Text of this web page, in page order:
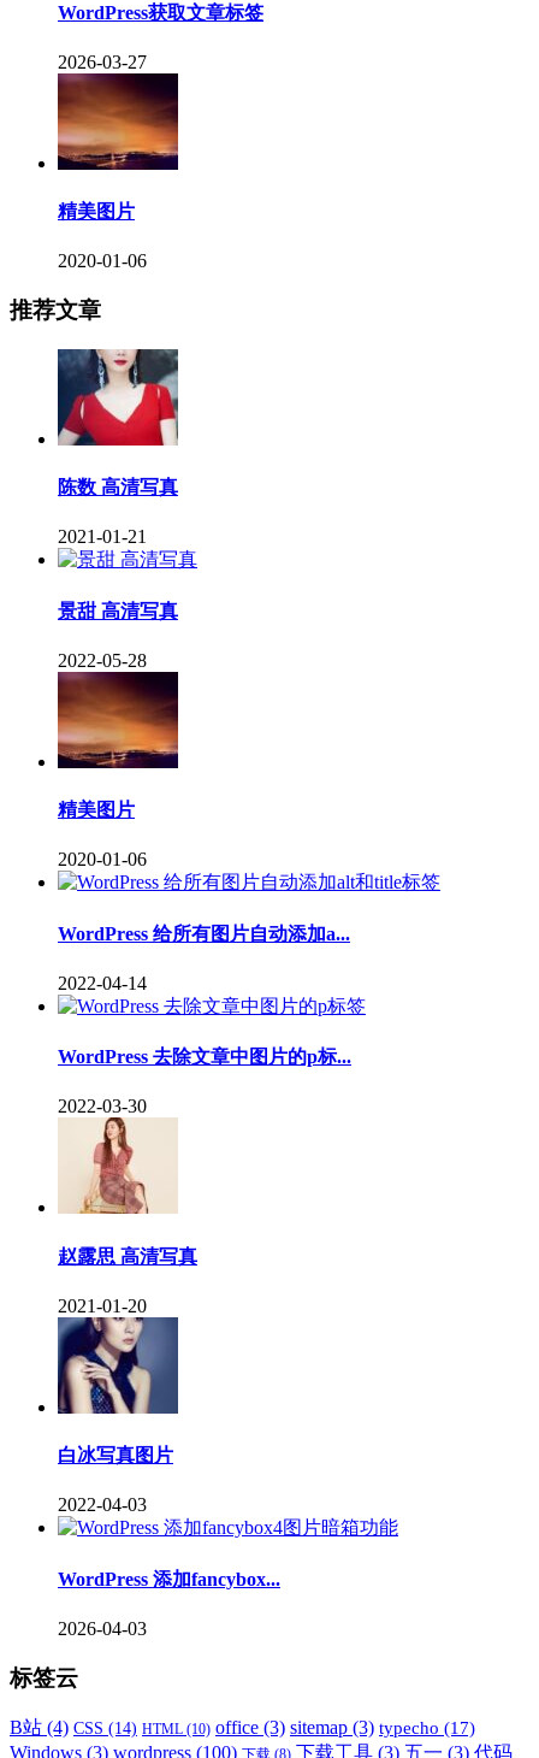
WordPress获取文章标签
2026-03-27
精美图片
2020-01-06
推荐文章
陈数 高清写真
2021-01-21
景甜 高清写真
2022-05-28
精美图片
2020-01-06
WordPress 给所有图片自动添加a...
2022-04-14
WordPress 去除文章中图片的p标...
2022-03-30
赵露思 高清写真
2021-01-20
白冰写真图片
2022-04-03
WordPress 添加fancybox...
2026-04-03
标签云
B站 (4) CSS (14) HTML (10) office (3) sitemap (3) typecho (17)
Windows (3) wordpress (100) 下载 (8) 下载工具 (3) 五一 (3) 代码